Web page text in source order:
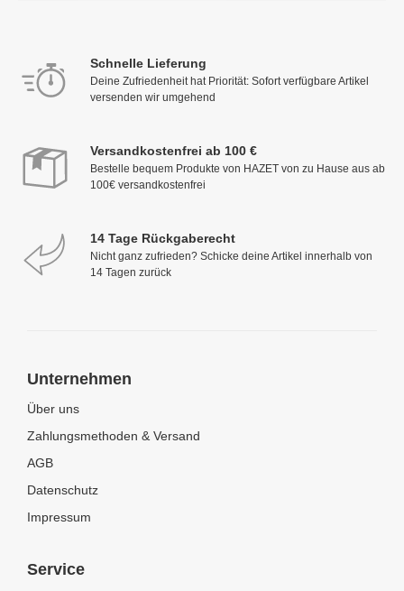
Schnelle Lieferung
Deine Zufriedenheit hat Priorität: Sofort verfügbare Artikel
versenden wir umgehend
Versandkostenfrei ab 100 €
Bestelle bequem Produkte von HAZET von zu Hause aus ab
100€ versandkostenfrei
14 Tage Rückgaberecht
Nicht ganz zufrieden? Schicke deine Artikel innerhalb von
14 Tagen zurück
Unternehmen
Über uns
Zahlungsmethoden & Versand
AGB
Datenschutz
Impressum
Service